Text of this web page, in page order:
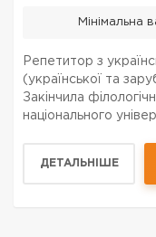
Мінімальна
Репетитор з
(української та
Закінчила
національного
ДЕТАЛЬНІШЕ